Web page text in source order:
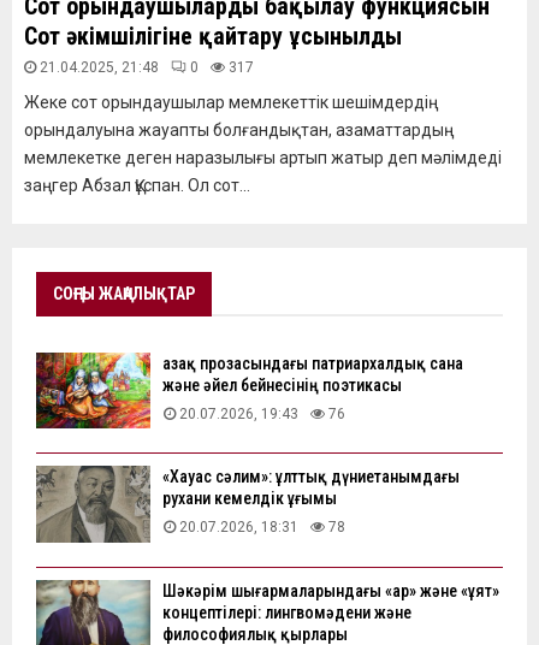
Сот орындаушыларды бақылау функциясын
Сот әкімшілігіне қайтару ұсынылды
21.04.2025, 21:48 0 317
Жеке сот орындаушылар мемлекеттік шешімдердің
орындалуына жауапты болғандықтан, азаматтардың
мемлекетке деген наразылығы артып жатыр деп мәлімдеді
заңгер Абзал Құспан. Ол сот...
СОҢҒЫ ЖАҢАЛЫҚТАР
Қазақ прозасындағы патриархалдық сана
және әйел бейнесінің поэтикасы
20.07.2026, 19:43 76
«Хауас сәлим»: ұлттық дүниетанымдағы
рухани кемелдік ұғымы
20.07.2026, 18:31 78
Шәкәрім шығармаларындағы «ар» және «ұят»
концептілері: лингвомәдени және
философиялық қырлары